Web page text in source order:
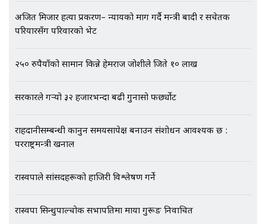
SIDHAKURA |
अजित मिजार हत्या प्रकरण– न्यायको माग गर्दै मन्त्री बादी र सचेतक
परियारसँग परिवारको भेट
२५० रुपैयाँको सामान किन्ने हेमराज जोशीले जिते १० लाख
सरकारले गर्‍यो ३२ हजारभन्दा बढी गुनासो फर्छ्योट
राहदानीसम्बन्धी कानुन समयसापेक्ष बनाउन संशोधन आवश्यक छ :
परराष्ट्रमन्त्री खनाल
रास्वपाले सांसदहरूको हाजिरी विश्लेषण गर्ने
रास्वपा सिन्धुपाल्चोक सभापतिमा माया गुरूङ निर्वाचित